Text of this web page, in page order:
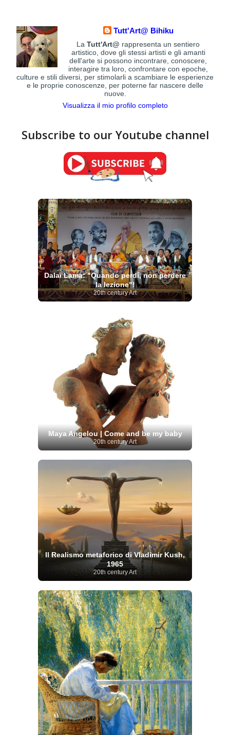
Tutt'Art@ Bihiku
LaTutt'Art@ rappresenta un sentiero
artistico, dove gli stessi artisti e gli amanti
dell'arte si possono incontrare, conoscere,
interagire tra loro, confrontare con epoche,
culture e stili diversi, per stimolarli a scambiare le esperienze
e le proprie conoscenze, per poterne far nascere delle
nuove.
Visualizza il mio profilo completo
Subscribe to our Youtube channel
Dalai Lama: "Quando perdi, non perdere
la lezione"!
20th century Art
Maya Angelou | Come and be my baby
20th century Art
Il Realismo metaforico di Vladimir Kush,
1965
20th century Art